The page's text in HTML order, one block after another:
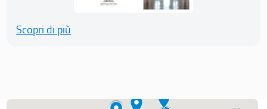
Scopri di più